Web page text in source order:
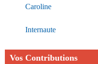
Caroline
Internaute
Vos Contributions